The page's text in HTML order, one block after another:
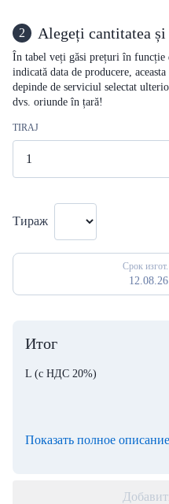
2 Alegeți cantitatea
În tabel veți găsi prețuri în funcție
indicată data de producere,
depinde de serviciul selectat
dvs. oriunde în țară!
TIRAJ
Тираж
Срок изгот.
12.08.26
Итог
L (с НДС 20%)
Показать полное описание